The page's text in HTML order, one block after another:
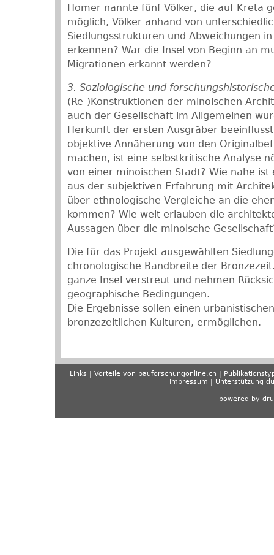
Homer nannte fünf Völker, die auf Kreta
möglich, Völker anhand von
Siedlungsstrukturen und Abweichungen
erkennen? War die Insel von Beginn an
Migrationen erkannt werden?
3. Soziologische und
(Re-)Konstruktionen der minoischen
auch der Gesellschaft im Allgemeinen
Herkunft der ersten Ausgräber
objektive Annäherung von den
machen, ist eine selbstkritische Analyse
von einer minoischen Stadt? Wie nahe
aus der subjektiven Erfahrung mit
über ethnologische Vergleiche an die
kommen? Wie weit erlauben die
Aussagen über die minoische
Die für das Projekt ausgewählten
chronologische Bandbreite der
ganze Insel verstreut und nehmen
geographische Bedingungen.
Die Ergebnisse sollen einen
bronzezeitlichen Kulturen, ermöglichen.
Links Vorteile von bauforschungonline.ch
Impressum
Unterstützung
powered by